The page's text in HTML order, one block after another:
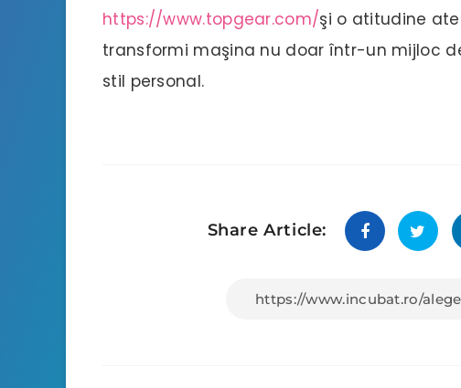
https://www.topgear.com/şi o atitudine
transformi maşina nu doar într-un mijloc
stil personal.
Share Article: